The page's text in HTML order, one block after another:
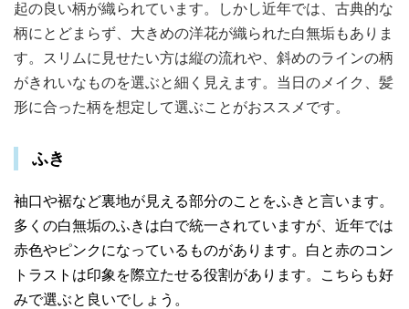
起の良い柄が織られています。しかし近年では、古典的な
柄にとどまらず、大きめの洋花が織られた白無垢もありま
す。
スリムに見せたい方は縦の流れや、斜めのラインの柄
がきれいなものを選ぶと細く見えます。当日のメイク、髪
形に合った柄を想定して選ぶことがおススメです。
ふき
袖口や裾など裏地が見える部分のことをふきと言います。
多くの白無垢のふきは白で統一されていますが、近年では
赤色やピンクになっているものがあります。 白と赤のコン
トラストは印象を際立たせる役割があります。こちらも好
みで選ぶと良いでしょう。